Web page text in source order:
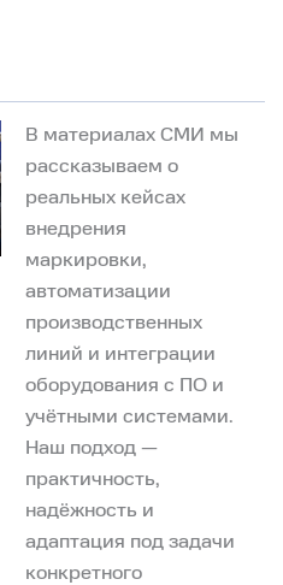
В материалах СМИ мы
рассказываем о
реальных кейсах
внедрения
маркировки,
автоматизации
производственных
линий и интеграции
оборудования с ПО и
учётными системами.
Наш подход —
практичность,
надёжность и
адаптация под задачи
конкретного